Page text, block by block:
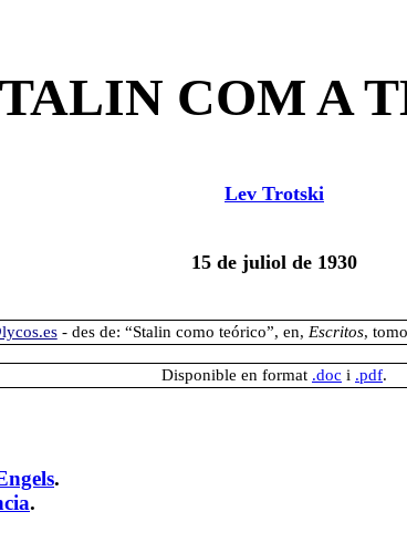
COM A
Lev Trotski
15 de juliol de 1930
- des de: “Stalin como teórico”, en, Escritos,
Disponible en format .doc i .pdf.
.
.